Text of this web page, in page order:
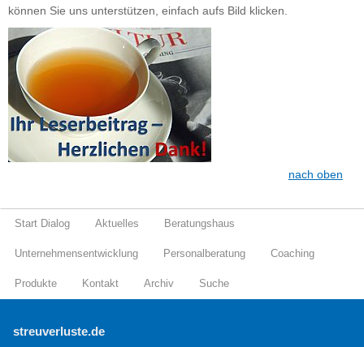
können Sie uns unterstützen, einfach aufs Bild klicken.
nach oben
Start Dialog Aktuelles Beratungshaus
Unternehmensentwicklung Personalberatung Coaching
Produkte Kontakt Archiv Suche
streuverluste.de